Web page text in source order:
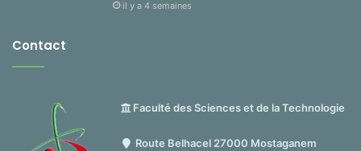
il y a 4 semaines
Contact
Faculté des Sciences et de la Technologie
Route Belhacel 27000 Mostaganem